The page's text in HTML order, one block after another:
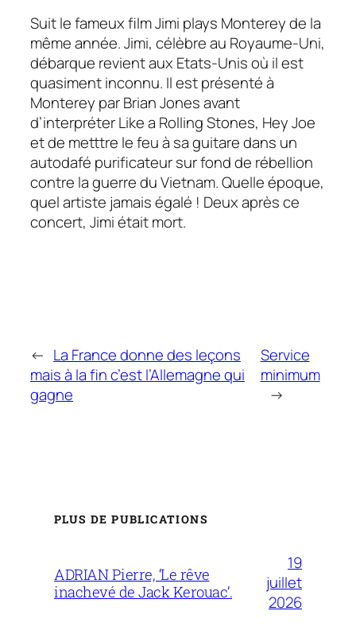
Suit le fameux filmJimi plays Montereyde la
même année. Jimi, célèbre au Royaume-Uni,
débarque revient aux Etats-Unis où il est
quasiment inconnu. Il est présenté à
Monterey par Brian Jones avant
d’interpréter Like a Rolling Stones, Hey Joe
et de metttre le feu à sa guitare dans un
autodafé purificateur sur fond de rébellion
contre la guerre du Vietnam. Quelle époque,
quel artiste jamais égalé ! Deux après ce
concert, Jimi était mort.
← La France donne des leçons
mais à la fin c’est l’Allemagne qui
gagne
Service
minimum
→
PLUS DE PUBLICATIONS
ADRIAN Pierre, ‘Le rêve
inachevé de Jack Kerouac’.
19
juillet
2026